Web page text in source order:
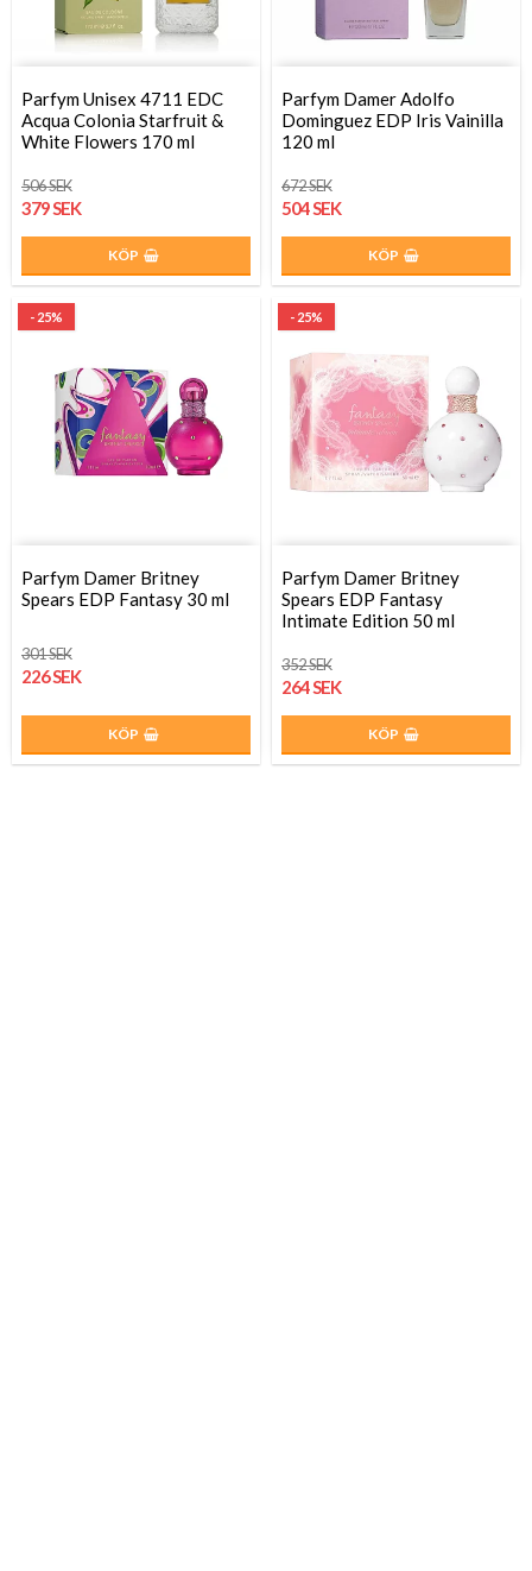
Parfym Unisex 4711 EDC
Acqua Colonia Starfruit &
White Flowers 170 ml
506 SEK
379 SEK
KÖP
Parfym Damer Adolfo
Dominguez EDP Iris Vainilla
120 ml
672 SEK
504 SEK
KÖP
- 25%
Parfym Damer Britney
Spears EDP Fantasy 30 ml
301 SEK
226 SEK
KÖP
- 25%
Parfym Damer Britney
Spears EDP Fantasy
Intimate Edition 50 ml
352 SEK
264 SEK
KÖP